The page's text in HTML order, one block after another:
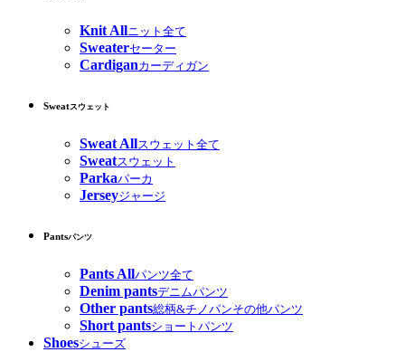
Knit Allニット全て
Sweaterセーター
Cardiganカーディガン
Sweatスウェット
Sweat Allスウェット全て
Sweatスウェット
Parkaパーカ
Jerseyジャージ
Pantsパンツ
Pants Allパンツ全て
Denim pantsデニムパンツ
Other pants総柄&チノパンその他パンツ
Short pantsショートパンツ
Shoesシューズ